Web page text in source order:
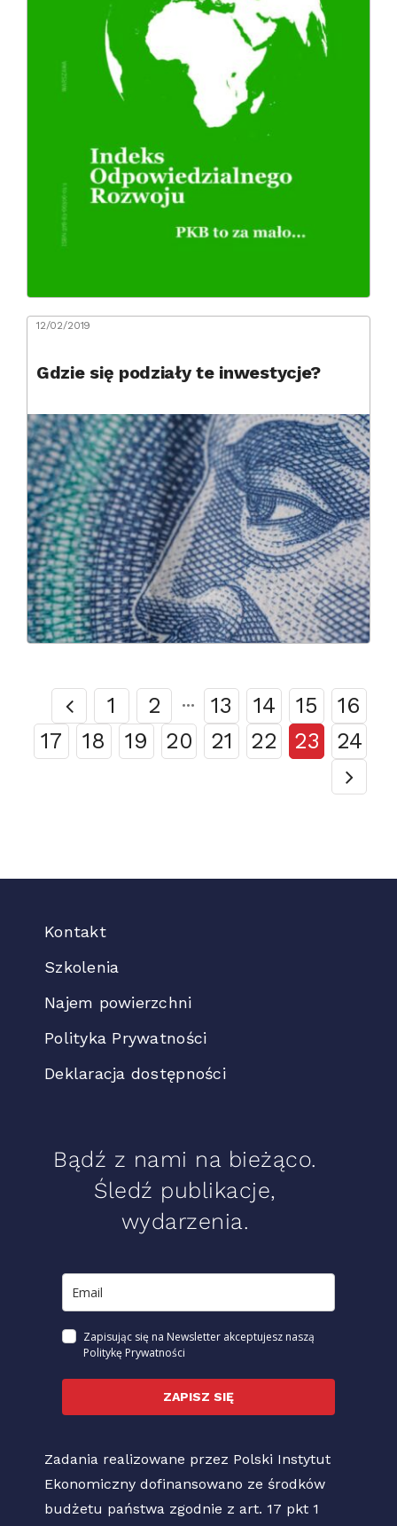
12/02/2019
Gdzie się podziały te inwestycje?
1 2 ··· 13 14 15
16
17
18 19 20 21 22 23 24
Kontakt
Szkolenia
Najem powierzchni
Polityka Prywatności
Deklaracja dostępności
Bądź z nami na bieżąco.
Śledź publikacje,
wydarzenia.
Zapisując się na Newsletter akceptujesz naszą
Politykę Prywatności
ZAPISZ SIĘ
Zadania realizowane przez Polski Instytut
Ekonomiczny dofinansowano ze środków
budżetu państwa zgodnie z art. 17 pkt 1